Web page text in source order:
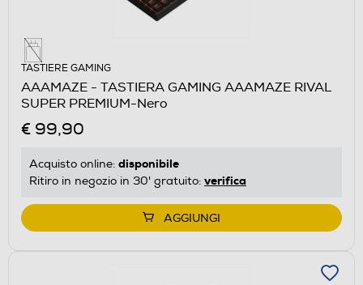
TASTIERE GAMING
AAAMAZE - TASTIERA GAMING AAAMAZE RIVAL
SUPER PREMIUM-Nero
€ 99,90
Acquisto online: disponibile
Ritiro in negozio in 30' gratuito: verifica
AGGIUNGI